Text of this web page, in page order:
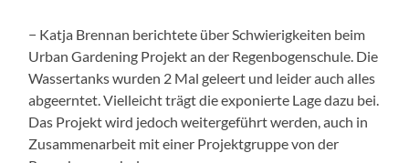
− Katja Brennan berichtete über Schwierigkeiten beim
Urban Gardening Projekt an der Regenbogenschule. Die
Wassertanks wurden 2 Mal geleert und leider auch alles
abgeerntet. Vielleicht trägt die exponierte Lage dazu bei.
Das Projekt wird jedoch weitergeführt werden, auch in
Zusammenarbeit mit einer Projektgruppe von der